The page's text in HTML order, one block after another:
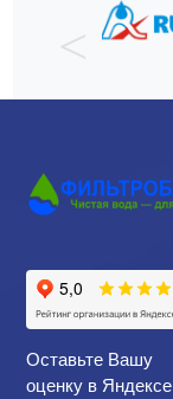
Оставьте Вашу
оценку в Яндексе